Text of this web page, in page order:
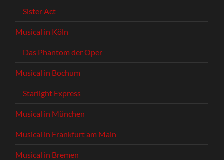
Sister Act
Musical in Köln
Das Phantom der Oper
Musical in Bochum
Starlight Express
Musical in München
Musical in Frankfurt am Main
Musical in Bremen